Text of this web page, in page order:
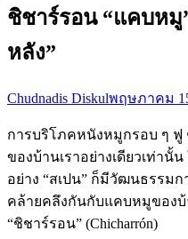
ชิชาร์รอน “แคบหมู
หลัง”
Chudnadis Diskulพฤษภาคม
การบริโภคหนังหมูกรอบ ๆ ฟู
ของบ้านเราอย่างเดียวเท่านั้
อย่าง “สเปน” ก็มีวัฒนธรรม
คล้ายคลึงกันกับแคบหมูของบ้
“ชิชาร์รอน” (Chicharrón)